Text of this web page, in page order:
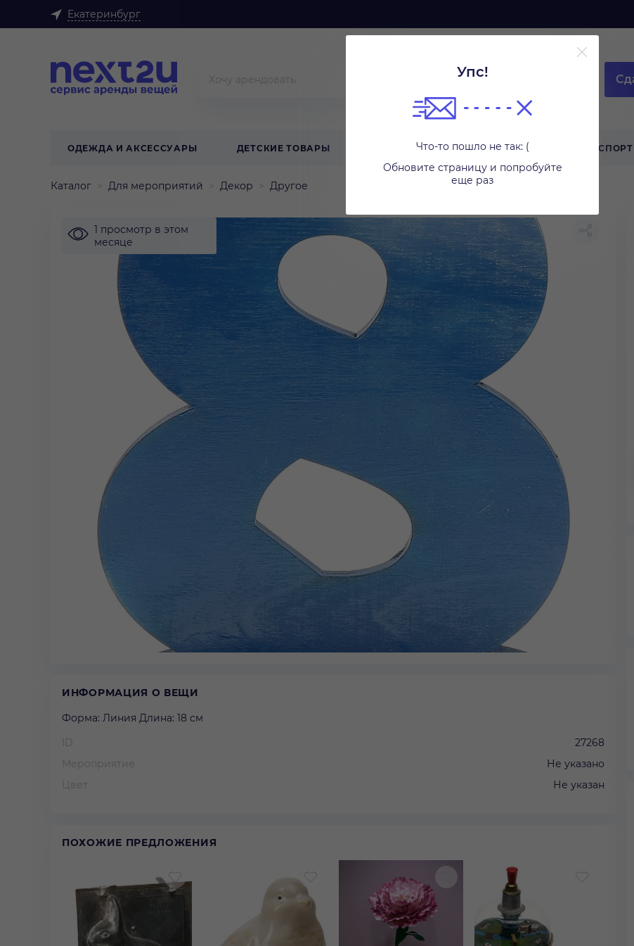
Екатеринбург
ОДЕЖДА И АКСЕССУАРЫ ДЕТСКИЕ ТОВАРЫ ТЕХНИКА ДЛЯ ДОМА ТУРИЗМ
Упс!
Что-то пошло не так: (
Обновите страницу и попробуйте
еще раз
Каталог Для мероприятий Декор Другое
1 просмотр в этом
месяце
ИНФОРМАЦИЯ О ВЕЩИ
Форма: Линия Длина: 18 см
ID
27268
Мероприятие
Не указано
Цвет
Не указан
ПОХОЖИЕ ПРЕДЛОЖЕНИЯ